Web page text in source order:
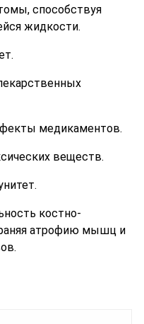
способствуя
жидкости.
медикаментов.
веществ.
костно-
атрофию мышц и